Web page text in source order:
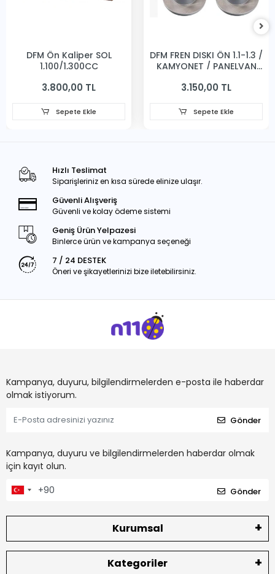
DFM Ön Kaliper SOL
1,100/1,300CC
3.800,00 TL
Sepete Ekle
DFM FREN DISKI ÖN 1.1-1.3 /
KAMYONET / PANELVAN
3.150,00 TL
Sepete Ekle
Hızlı Teslimat
Siparişleriniz en kısa sürede elinize ulaşır.
Güvenli Alışveriş
Güvenli ve kolay ödeme sistemi
Geniş Ürün Yelpazesi
Binlerce ürün ve kampanya seçeneği
7 / 24 DESTEK
Öneri ve şikayetlerinizi bize iletebilirsiniz.
Kampanya, duyuru, bilgilendirmelerden e-posta ile haberdar
olmak istiyorum.
Gönder
Kampanya, duyuru ve bilgilendirmelerden haberdar olmak
için kayıt olun.
Gönder
Kurumsal
Kategoriler